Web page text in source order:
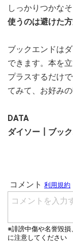
しっかりつかなそ
使うのは避けた
ブックエンドは
できます。本を
プラスするだけ
てみて、お好み
DATA
ダイソー┃ブッ